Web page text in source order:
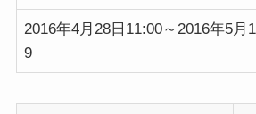
2016年4月28日11:00～2016年5月
9